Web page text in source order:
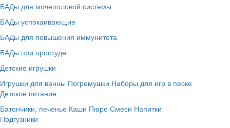
БАДы для мочеполовой системы
БАДы успокаивающие
БАДы для повышения иммунитета
БАДы при простуде
Детские игрушки
Игрушки для ванны Погремушки Наборы для игр в песке
Детское питание
Батончики, печенье Каши Пюре Смеси Напитки
Подгузники